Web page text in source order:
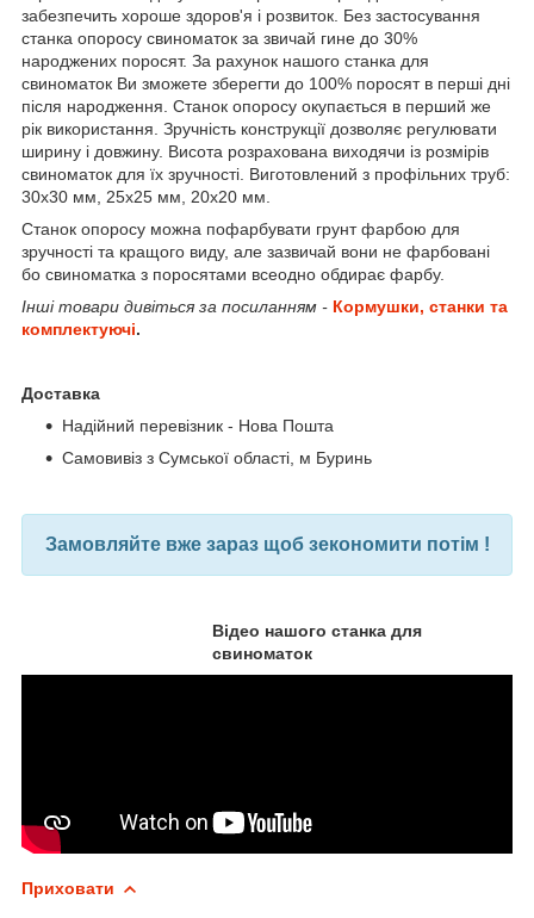
забезпечить хороше здоров'я і розвиток. Без застосування
станка опоросу свиноматок за звичай гине до 30%
народжених поросят. За рахунок нашого станка для
свиноматок Ви зможете зберегти до 100% поросят в перші дні
після народження. Станок опоросу окупається в перший же
рік використання. Зручність конструкції дозволяє регулювати
ширину і довжину. Висота розрахована виходячи із розмірів
свиноматок для їх зручності. Виготовлений з профільних труб:
30x30 мм, 25x25 мм, 20x20 мм.
Станок опоросу можна пофарбувати грунт фарбою для
зручності та кращого виду, але зазвичай вони не фарбовані
бо свиноматка з поросятами всеодно обдирає фарбу.
Інші товари дивіться за посиланням - Кормушки, станки та
комплектуючі.
Доставка
Надійний перевізник - Нова Пошта
Самовивіз з Сумської області, м Буринь
Замовляйте вже зараз щоб зекономити потім !
Відео нашого станка для
свиноматок
Приховати